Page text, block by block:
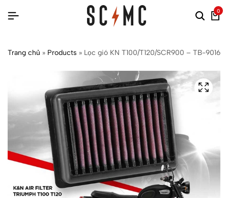
0
Trang chủ » Products » Lọc gió KN T100/T120/SCR900 – TB-9016